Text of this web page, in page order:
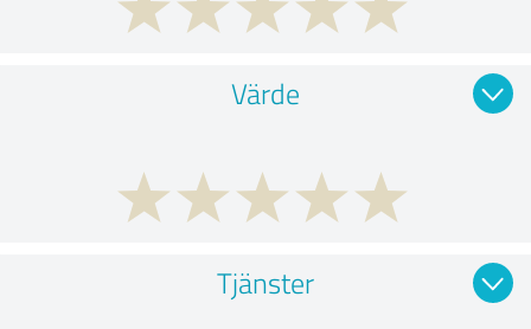
Värde
Tjänster